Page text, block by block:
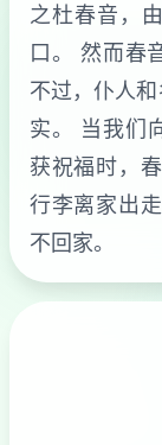
之杜春音，
口。 然而春
不过，仆人
实。 当我们
获祝福时，
行李离家出
不回家。